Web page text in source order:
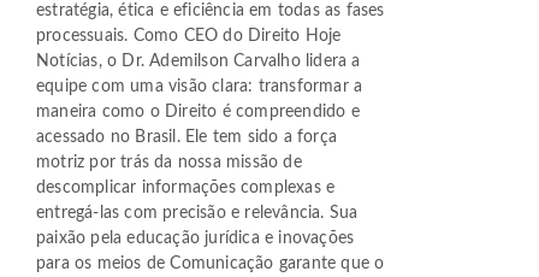
estratégia, ética e eficiência em todas as fases
processuais. Como CEO do Direito Hoje
Notícias, o Dr. Ademilson Carvalho lidera a
equipe com uma visão clara: transformar a
maneira como o Direito é compreendido e
acessado no Brasil. Ele tem sido a força
motriz por trás da nossa missão de
descomplicar informações complexas e
entregá-las com precisão e relevância. Sua
paixão pela educação jurídica e inovações
para os meios de Comunicação garante que o